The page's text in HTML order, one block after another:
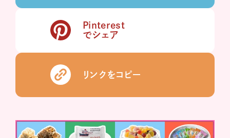
Pinterest
でシェア
リンクをコピー